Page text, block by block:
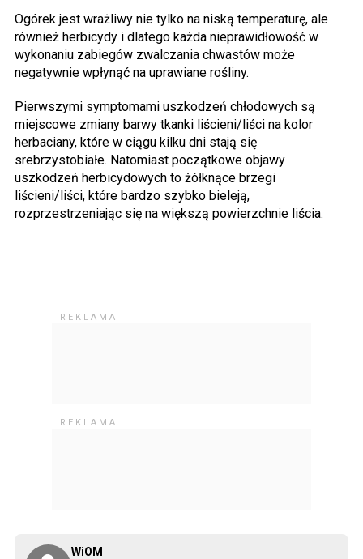
WiOM
Ogórek jest wrażliwy nie tylko na niską temperaturę, ale
również herbicydy i dlatego każda nieprawidłowość w
wykonaniu zabiegów zwalczania chwastów może
negatywnie wpłynąć na uprawiane rośliny.
Pierwszymi symptomami uszkodzeń chłodowych są
miejscowe zmiany barwy tkanki liścieni/liści na kolor
herbaciany, które w ciągu kilku dni stają się
srebrzystobiałe. Natomiast początkowe objawy
uszkodzeń herbicydowych to żółknące brzegi
liścieni/liści, które bardzo szybko bieleją,
rozprzestrzeniając się na większą powierzchnie liścia.